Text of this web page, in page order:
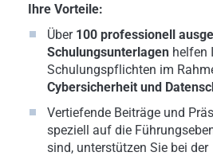
Ihre Vorteile:
Über 100 professionell
Schulungsunterlagen helfen
Schulungspflichten im
Cybersicherheit und
Vertiefende Beiträge und
speziell auf die
sind, unterstützen Sie bei der